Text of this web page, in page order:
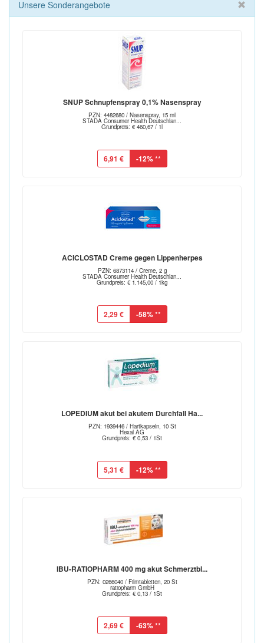
Unsere Sonderangebote
SNUP Schnupfenspray 0,1% Nasenspray
PZN: 4482680 / Nasenspray, 15 ml
STADA Consumer Health Deutschlan...
Grundpreis: € 460,67 / 1l
6,91 € -12%**
ACICLOSTAD Creme gegen Lippenherpes
PZN: 6873114 / Creme, 2 g
STADA Consumer Health Deutschlan...
Grundpreis: € 1.145,00 / 1kg
2,29 € -58%**
LOPEDIUM akut bei akutem Durchfall Ha...
PZN: 1939446 / Hartkapseln, 10 St
Hexal AG
Grundpreis: € 0,53 / 1St
5,31 € -12%**
IBU-RATIOPHARM 400 mg akut Schmerztbl...
PZN: 0266040 / Filmtabletten, 20 St
ratiopharm GmbH
Grundpreis: € 0,13 / 1St
2,69 € -63%**